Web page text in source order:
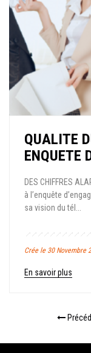
QUALITE
ENQUETE
DES CHIFFRES
à l’enquête
sa vision du tél...
Crée le 30 Novembre
En savoir plus